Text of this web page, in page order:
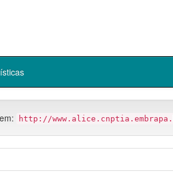
http://